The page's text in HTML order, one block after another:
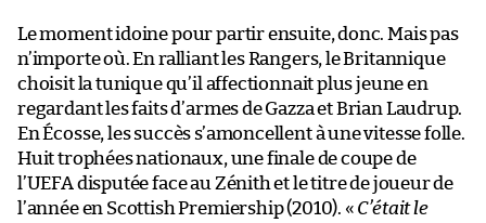
Le moment idoine pour partir ensuite, donc. Mais pas
n’importe où. En ralliant les Rangers, le Britannique
choisit la tunique qu’il affectionnait plus jeune en
regardant les faits d’armes de Gazza et Brian Laudrup.
En Écosse, les succès s’amoncellent à une vitesse folle.
Huit trophées nationaux, une finale de coupe de
l’UEFA disputée face au Zénith et le titre de joueur de
l’année en Scottish Premiership (2010). « C’était le